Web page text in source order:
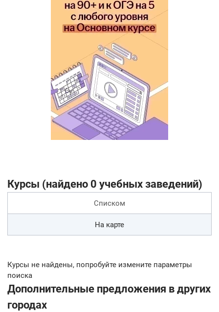
Курсы (найдено 0 учебных заведений)
Списком
На карте
Курсы не найдены, попробуйте измените параметры
поиска
Дополнительные предложения в других
городах